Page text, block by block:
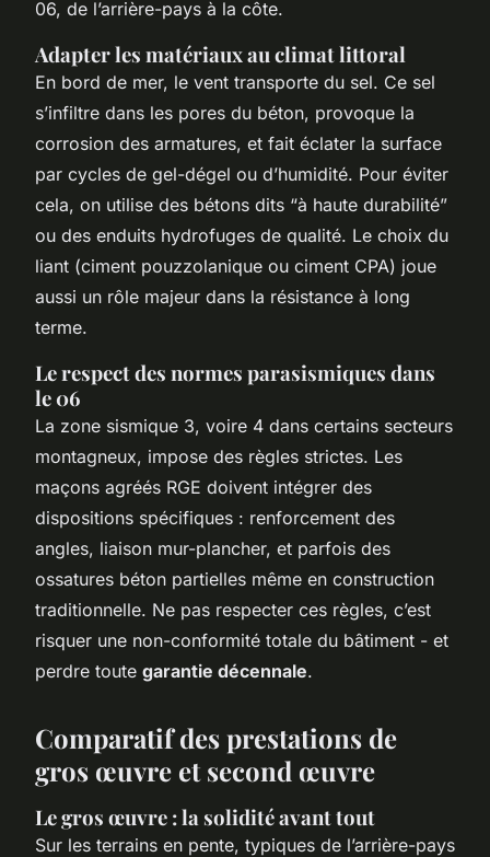
06, de l’arrière-pays à la côte.
Adapter les matériaux au climat littoral
En bord de mer, le vent transporte du sel. Ce sel
s’infiltre dans les pores du béton, provoque la
corrosion des armatures, et fait éclater la surface
par cycles de gel-dégel ou d’humidité. Pour éviter
cela, on utilise des bétons dits “à haute durabilité”
ou des enduits hydrofuges de qualité. Le choix du
liant (ciment pouzzolanique ou ciment CPA) joue
aussi un rôle majeur dans la résistance à long
terme.
Le respect des normes parasismiques dans
le 06
La zone sismique 3, voire 4 dans certains secteurs
montagneux, impose des règles strictes. Les
maçons agréés RGE doivent intégrer des
dispositions spécifiques : renforcement des
angles, liaison mur-plancher, et parfois des
ossatures béton partielles même en construction
traditionnelle. Ne pas respecter ces règles, c’est
risquer une non-conformité totale du bâtiment - et
perdre toute garantie décennale.
Comparatif des prestations de
gros œuvre et second œuvre
Le gros œuvre : la solidité avant tout
Sur les terrains en pente, typiques de l’arrière-pays